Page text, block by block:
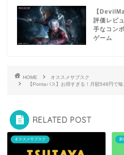
【
評価レビ
手なコン
ゲーム
HOME
オススメサブスク
【Pontaパス】お得すぎる！月額548円で
RELATED POST
オススメサブスク 新